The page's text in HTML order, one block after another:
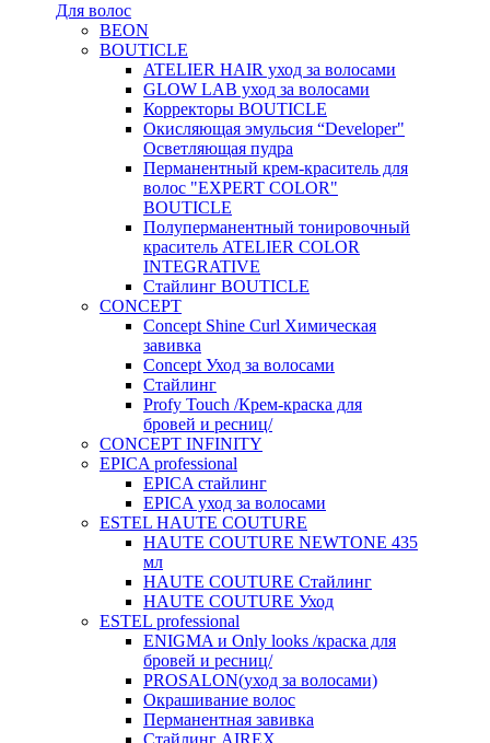
Для волос
BEON
BOUTICLE
ATELIER HAIR уход за волосами
GLOW LAB уход за волосами
Корректоры BOUTICLE
Окисляющая эмульсия “Developer"
Осветляющая пудра
Перманентный крем-краситель для
волос "EXPERT COLOR"
BOUTICLE
Полуперманентный тонировочный
краситель ATELIER COLOR
INTEGRATIVE
Стайлинг BOUTICLE
CONCEPT
Concept Shine Curl Химическая
завивка
Concept Уход за волосами
Стайлинг
Profy Touch /Крем-краска для
бровей и ресниц/
CONCEPT INFINITY
EPICA professional
EPICA стайлинг
EPICA уход за волосами
ESTEL HAUTE COUTURE
HAUTE COUTURE NEWTONE 435
мл
HAUTE COUTURE Стайлинг
HAUTE COUTURE Уход
ESTEL professional
ENIGMA и Only looks /краска для
бровей и ресниц/
PROSALON(уход за волосами)
Окрашивание волос
Перманентная завивка
Стайлинг AIREX